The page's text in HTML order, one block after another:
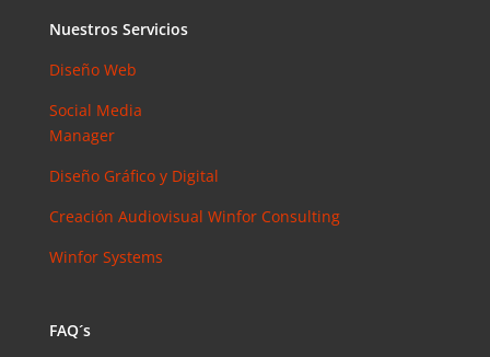
Nuestros Servicios
Diseño Web
Social Media
Manager
Diseño Gráfico y Digital
Creación Audiovisual Winfor Consulting
Winfor Systems
FAQ´s